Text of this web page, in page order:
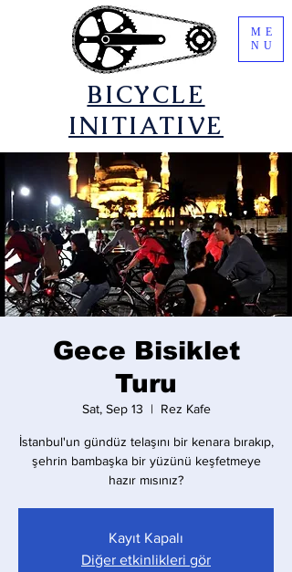
​BICYCLE
INITIATIVE
ME
NU
Gece Bisiklet
Turu
Sat, Sep 13
  |
Rez Kafe
İstanbul'un gündüz telaşını bir kenara bırakıp,
şehrin bambaşka bir yüzünü keşfetmeye
hazır mısınız?
Kayıt Kapalı
Diğer etkinlikleri gör